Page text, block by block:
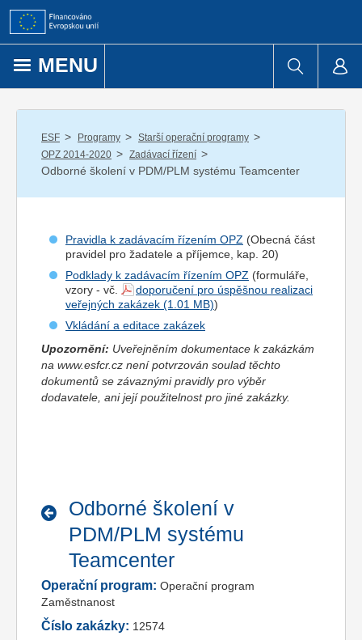
Přejít k obsahu
MENU
ESF / Programy / Starší operační programy /
OPZ 2014-2020 / Zadávací řízení /
Odborné školení v PDM/PLM systému Teamcenter
Pravidla k zadávacím řízením OPZ (Obecná část
pravidel pro žadatele a příjemce , kap. 20)
Podklady k zadávacím řízením OPZ (formuláře,
vzory - vč.
doporučení pro úspěšnou realizaci
veřejných zakázek
)
Vkládání a editace zakázek
Upozornění: Uveřejněním dokumentace k zakázkám
na www.esfcr.cz není potvrzován soulad těchto
dokumentů se závaznými pravidly pro výběr
dodavatele, ani její použitelnost pro jiné zakázky.
Odborné školení v
PDM/PLM systému
Teamcenter
Operační program: Operační program
Zaměstnanost
Číslo zakázky: 12574